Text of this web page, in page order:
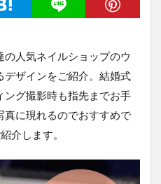
人気ネイルショップのウ
デザインをご紹介。結婚式
ング撮影時も指先までお手
真に現れるのでおすすめで
介します。